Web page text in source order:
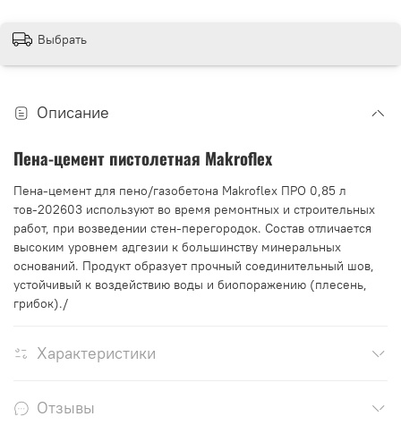
Выбрать
Описание
Пена-цемент пистолетная Makroflex
Пена-цемент для пено/газобетона Makroflex ПРО 0,85 л
тов-202603 используют во время ремонтных и строительных
работ, при возведении стен-перегородок. Состав отличается
высоким уровнем адгезии к большинству минеральных
оснований. Продукт образует прочный соединительный шов,
устойчивый к воздействию воды и биопоражению (плесень,
грибок)./
Характеристики
Отзывы